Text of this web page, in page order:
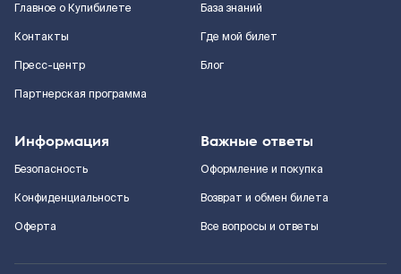
Главное о Купибилете
Контакты
Пресс-центр
Партнерская программа
База знаний
Где мой билет
Блог
Информация
Безопасность
Конфиденциальность
Оферта
Важные ответы
Оформление и покупка
Возврат и обмен билета
Все вопросы и ответы